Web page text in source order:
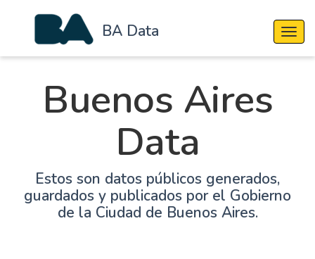
BA Data
Buenos Aires
Data
Estos son datos públicos generados,
guardados y publicados por el Gobierno
de la Ciudad de Buenos Aires.